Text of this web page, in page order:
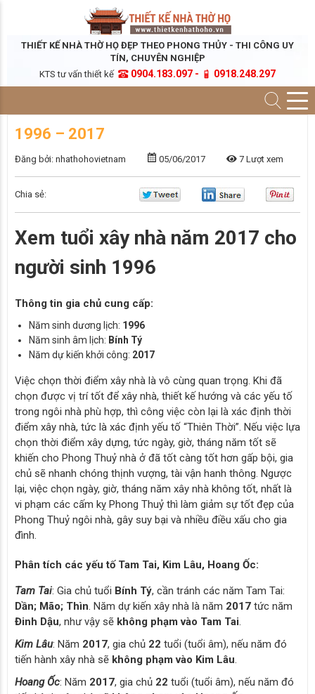
THIẾT KẾ NHÀ THỜ HỌ ĐẸP THEO PHONG THỦY - THI CÔNG UY
TÍN, CHUYÊN NGHIỆP
KTS tư vấn thiết kế
0904.183.097 - 0918.248.297
1996 – 2017
Đăng bởi: nhathohovietnam 05/06/2017 7 Lượt xem
Chia sẻ:
Xem tuổi xây nhà năm 2017 cho
người sinh 1996
Thông tin gia chủ cung cấp:
Năm sinh dương lịch: 1996
Năm sinh âm lịch: Bính Tý
Năm dự kiến khởi công: 2017
Việc chọn thời điểm xây nhà là vô cùng quan trọng. Khi đã
chọn được vị trí tốt để xây nhà, thiết kế hướng và các yếu tố
trong ngôi nhà phù hợp, thì công việc còn lại là xác định thời
điểm xây nhà, tức là xác định yếu tố “Thiên Thời”. Nếu việc lựa
chọn thời điểm xây dựng, tức ngày, giờ, tháng năm tốt sẽ
khiến cho Phong Thuỷ nhà ở đã tốt càng tốt hơn gấp bội, gia
chủ sẽ nhanh chóng thịnh vượng, tài vận hanh thông. Ngược
lại, việc chọn ngày, giờ, tháng năm xây nhà không tốt, nhất là
vi phạm các cấm kỵ Phong Thuỷ thì làm giảm sự tốt đẹp của
Phong Thuỷ ngôi nhà, gây suy bại và nhiều điều xấu cho gia
đình.
Phân tích các yếu tố Tam Tai, Kim Lâu, Hoang Ốc:
Tam Tai: Gia chủ tuổi Bính Tý, cần tránh các năm Tam Tai:
Dần; Mão; Thìn. Năm dự kiến xây nhà là năm 2017 tức năm
Đinh Dậu, như vậy sẽ không phạm vào Tam Tai.
Kim Lâu: Năm 2017, gia chủ 22 tuổi (tuổi âm), nếu năm đó
tiến hành xây nhà sẽ không phạm vào Kim Lâu.
Hoang Ốc: Năm 2017, gia chủ 22 tuổi (tuổi âm), nếu năm đó